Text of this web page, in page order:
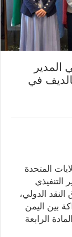
في
المتحدة
التنفيذي
الدولي،
بين اليمن
الرابعة